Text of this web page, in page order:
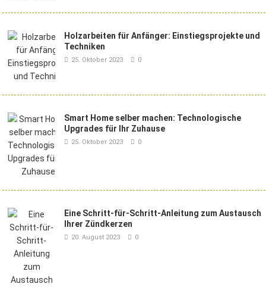
Holzarbeiten für Anfänger: Einstiegsprojekte und
Techniken
25. Oktober 2023 0
Smart Home selber machen: Technologische
Upgrades für Ihr Zuhause
25. Oktober 2023 0
Eine Schritt-für-Schritt-Anleitung zum Austausch
Ihrer Zündkerzen
20. August 2023 0